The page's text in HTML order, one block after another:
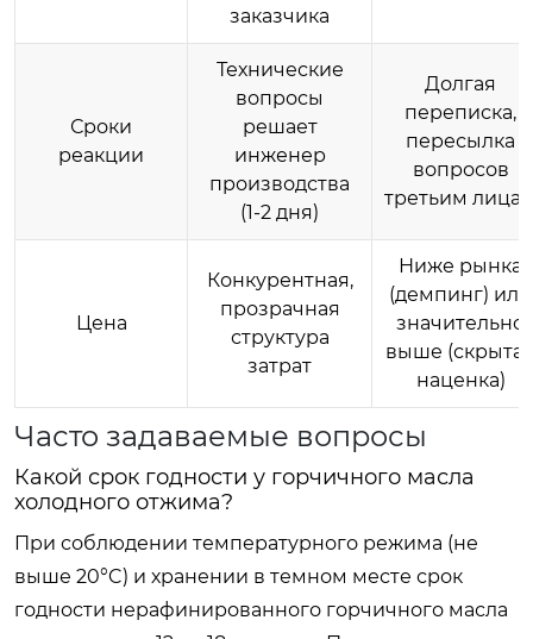
заказчика
Сроки
реакции
Технические
вопросы
решает
инженер
производства
(1-2 дня)
Долгая
переписка,
пересылка
вопросов
третьим
Цена
Конкурентная,
прозрачная
структура
затрат
Ниже рынка
(демпинг) или
значительно
выше
наценка)
Часто задаваемые вопросы
Какой срок годности у горчичного масла
холодного отжима?
При соблюдении температурного режима (не
выше 20°C) и хранении в темном месте срок
годности нерафинированного горчичного масла